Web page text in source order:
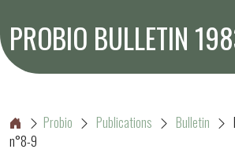
PROBIO BULLETIN
Probio Publications Bulletin
n°8-9